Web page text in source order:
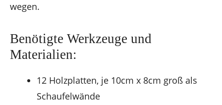
wegen.
Benötigte Werkzeuge und
Materialien:
12 Holzplatten, je 10cm x 8cm groß als
Schaufelwände